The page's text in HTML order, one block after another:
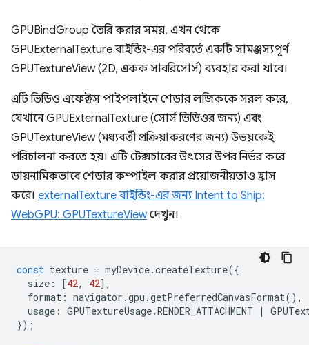
GPUBindGroup তৈরি করার সময়, এখন থেকে
GPUExternalTexture বাইন্ডিং-এর পরিবর্তে একটি সামঞ্জস্যপূর্ণ
GPUTextureView (2D, একক সাবরিসোর্স) ব্যবহার করা যাবে।
এটি ভিডিও এফেক্টস পাইপলাইনে শেডার লজিককে সরল করে,
যেখানে GPUExternalTexture (সোর্স ভিডিওর জন্য) এবং
GPUTextureView (মধ্যবর্তী প্রক্রিয়াকরণের জন্য) উভয়কেই
পরিচালনা করতে হয়। এটি টেক্সচারের উৎসের উপর নির্ভর করে
ডায়নামিকভাবে শেডার কম্পাইল করার প্রয়োজনীয়তাও হ্রাস
করে। externalTexture বাইন্ডিং-এর জন্য Intent to Ship:
WebGPU: GPUTextureViewদেখুন।
const texture = myDevice.createTexture({
size : [42, 42],
format : navigator .gpu .getPreferredCanvasFormat(),
usage : GPUTextureUsage.RENDER_ATTACHMENT |
});